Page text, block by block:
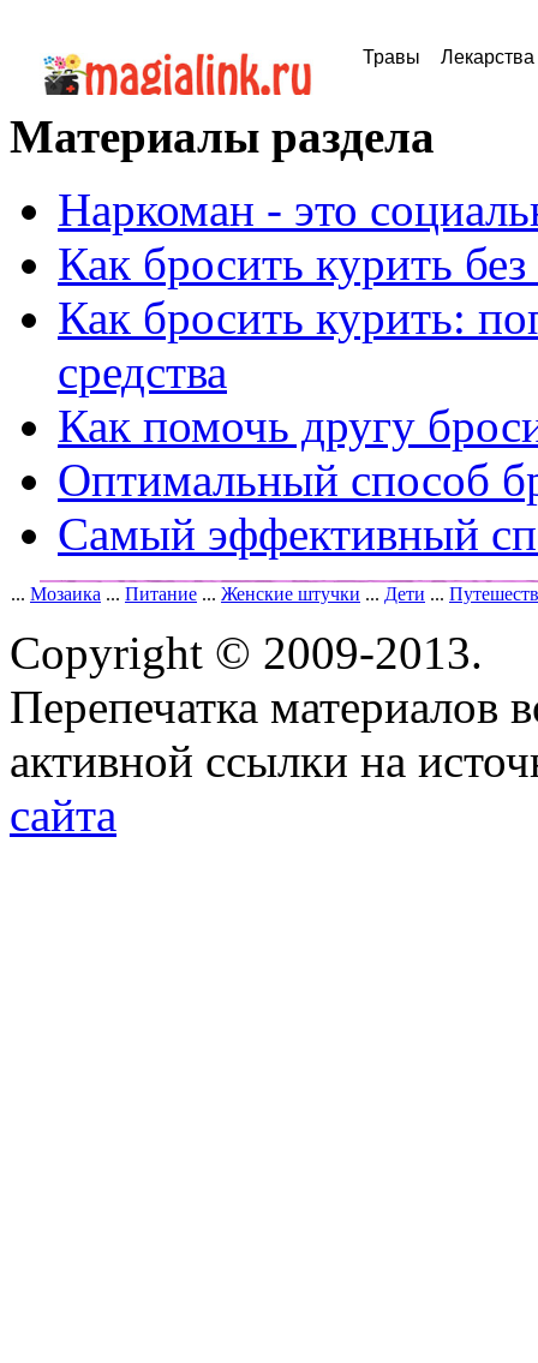
Травы Лекарства
Материалы раздела
Наркоман - это
Как бросить курить
Как бросить курить:
средства
Как помочь другу
Оптимальный способ
Самый эффективный
... Мозаика ... Питание ... Женские штучки ... Дети ...
Copyright © 2009-2013.
Перепечатка материалов
активной ссылки на
сайта